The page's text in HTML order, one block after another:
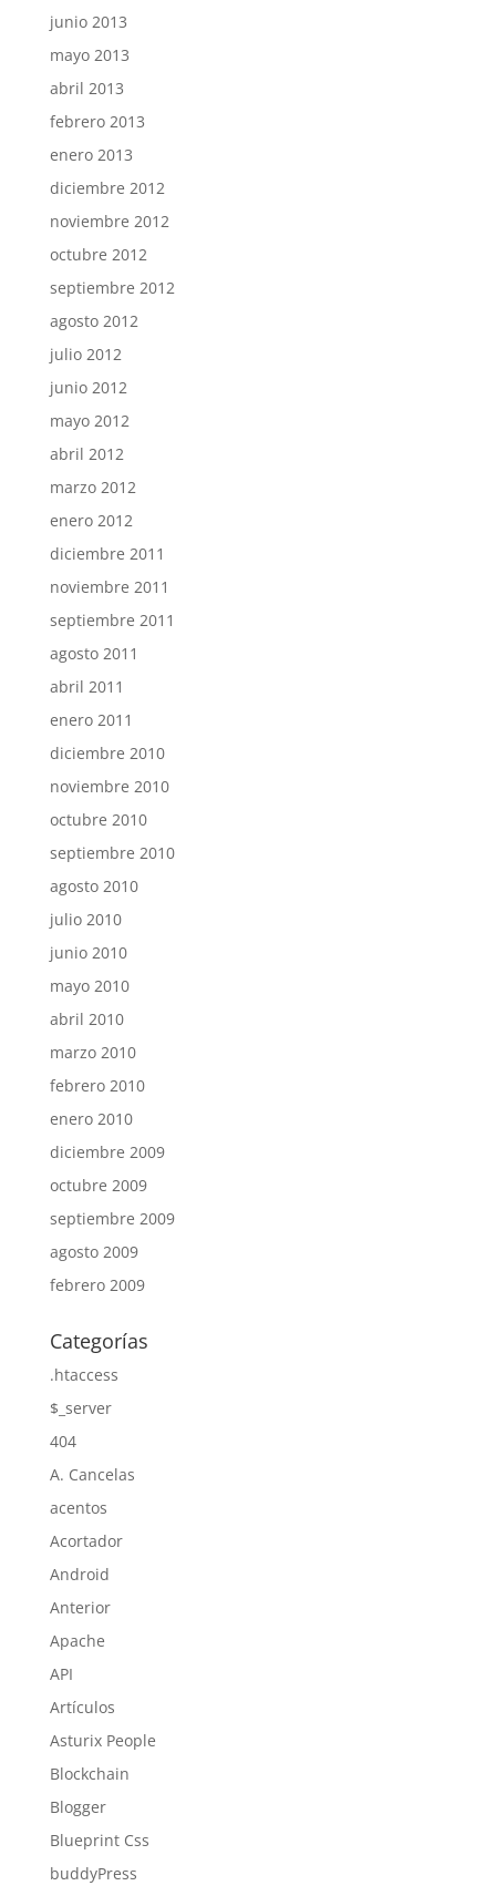
junio 2013
mayo 2013
abril 2013
febrero 2013
enero 2013
diciembre 2012
noviembre 2012
octubre 2012
septiembre 2012
agosto 2012
julio 2012
junio 2012
mayo 2012
abril 2012
marzo 2012
enero 2012
diciembre 2011
noviembre 2011
septiembre 2011
agosto 2011
abril 2011
enero 2011
diciembre 2010
noviembre 2010
octubre 2010
septiembre 2010
agosto 2010
julio 2010
junio 2010
mayo 2010
abril 2010
marzo 2010
febrero 2010
enero 2010
diciembre 2009
octubre 2009
septiembre 2009
agosto 2009
febrero 2009
Categorías
.htaccess
$_server
404
A. Cancelas
acentos
Acortador
Android
Anterior
Apache
API
Artículos
Asturix People
Blockchain
Blogger
Blueprint Css
buddyPress